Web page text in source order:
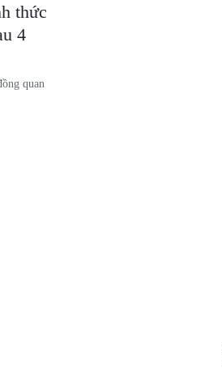
thức
4
quan